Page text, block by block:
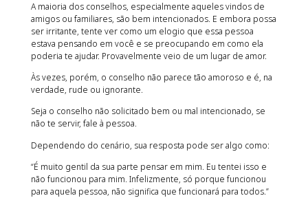
A maioria dos conselhos, especialmente aqueles vindos de
amigos ou familiares, são bem intencionados. E embora possa
ser irritante, tente ver como um elogio que essa pessoa
estava pensando em você e se preocupando em como ela
poderia te ajudar. Provavelmente veio de um lugar de amor.
Às vezes, porém, o conselho não parece tão amoroso e é, na
verdade, rude ou ignorante.
Seja o conselho não solicitado bem ou mal intencionado, se
não te servir, fale à pessoa.
Dependendo do cenário, sua resposta pode ser algo como:
“É muito gentil da sua parte pensar em mim. Eu tentei isso e
não funcionou para mim. Infelizmente, só porque funcionou
para aquela pessoa, não significa que funcionará para todos.”